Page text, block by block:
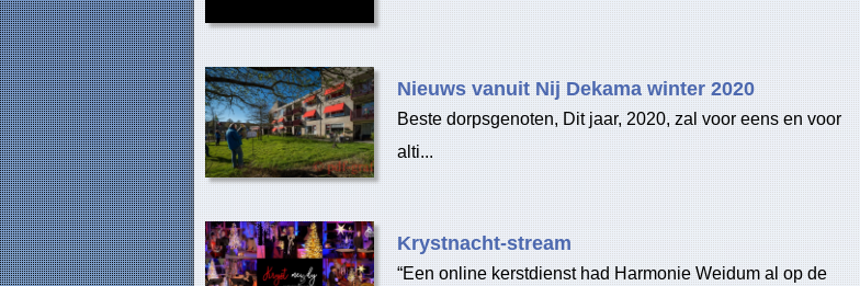
Nieuws vanuit Nij Dekama winter 2020
Beste dorpsgenoten, Dit jaar, 2020, zal voor eens en voor
alti...
Krystnacht-stream
“Een online kerstdienst had Harmonie Weidum al op de